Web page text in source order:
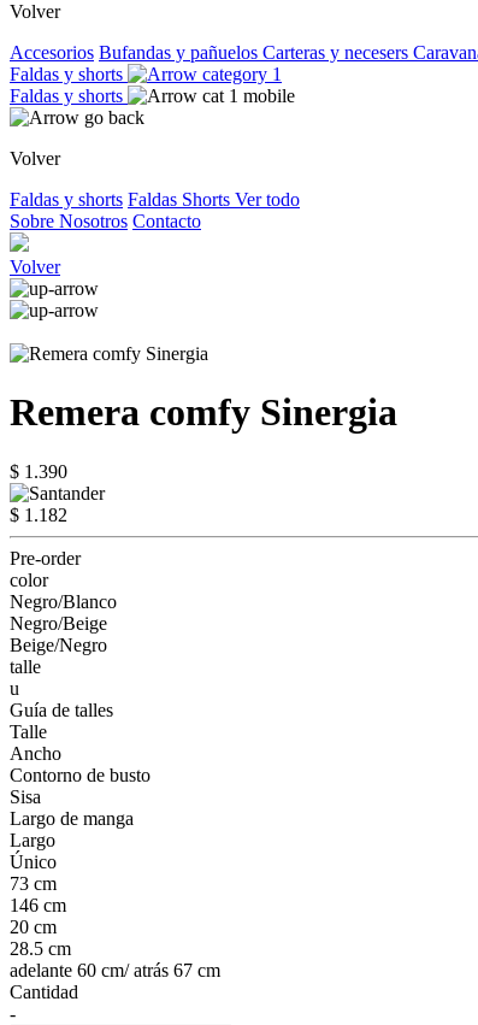
Volver
Accesorios Bufandas y pañuelos Carteras y necesers
Faldas y shorts
Faldas y shorts
Volver
Faldas y shorts Faldas Shorts Ver todo
Sobre Nosotros Contacto
Volver
Remera comfy Sinergia
$ 1.390
$ 1.182
Pre-order
color
Negro/Blanco
Negro/Beige
Beige/Negro
talle
u
Guía de talles
Talle
Ancho
Contorno de busto
Sisa
Largo de manga
Largo
Único
73 cm
146 cm
20 cm
28.5 cm
adelante 60 cm/ atrás 67 cm
Cantidad
-